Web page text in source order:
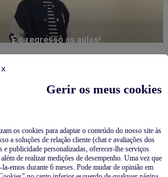
Gerir os meus cookies
os cookies para adaptar o conteúdo do nosso site às
a soluções de relação cliente (chat e avaliações dos
publicidade personalizadas, oferecer-lhe serviços
de realizar medições de desempenho. Uma vez que
emos durante 6 meses. Pode mudar de opinião em
É o regresso às aulas!
Pijamas